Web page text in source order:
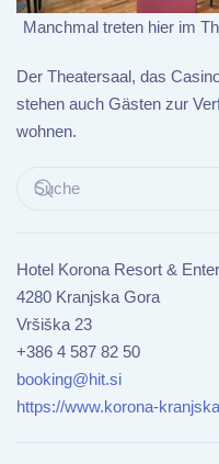
Manchmal treten hier im
Der Theatersaal, das
stehen auch Gästen zur
wohnen.
Hotel Korona Resort &
4280 Kranjska Gora
Vršiška 23
+386 4 587 82 50
booking@hit.si
https://www.korona-